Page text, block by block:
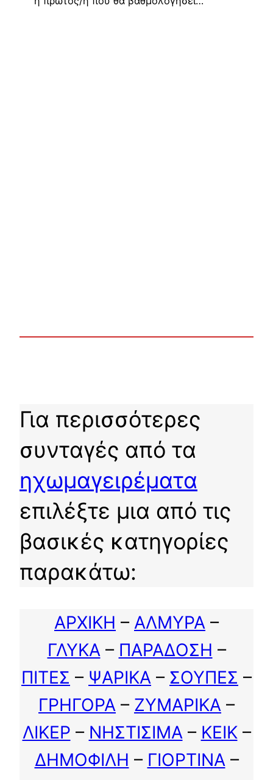
Για περισσότερες
συνταγές από τα
ηχωμαγειρέματα
επιλέξτε μια από τις
βασικές κατηγορίες
παρακάτω:
ΑΡΧΙΚΗ – ΑΛΜΥΡΑ –
ΓΛΥΚΑ– ΠΑΡΑΔΟΣΗ –
ΠΙΤΕΣ – ΨΑΡΙΚΑ – ΣΟΥΠΕΣ –
ΓΡΗΓΟΡΑ – ΖΥΜΑΡΙΚΑ –
ΛΙΚΕΡ – ΝΗΣΤΙΣΙΜΑ– ΚΕΙΚ–
ΔΗΜΟΦΙΛΗ – ΓΙΟΡΤΙΝΑ–